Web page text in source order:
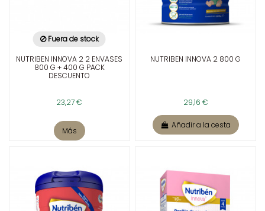
Fuera de stock
NUTRIBEN INNOVA 2 2 ENVASES
800 G + 400 G PACK
DESCUENTO
23,27 €
Más
NUTRIBEN INNOVA 2 800 G
29,16 €
Añadir a la cesta